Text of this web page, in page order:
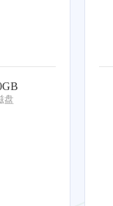
盘